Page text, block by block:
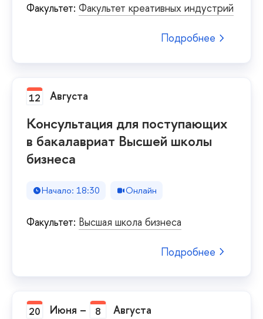
Факультет: Факультет креативных индустрий
Подробнее
Консультация для поступающих
в бакалавриат Высшей школы
бизнеса
12 Августа
Начало: 18:30 Онлайн
Факультет: Высшая школа бизнеса
Подробнее
20 Июня – 8 Августа